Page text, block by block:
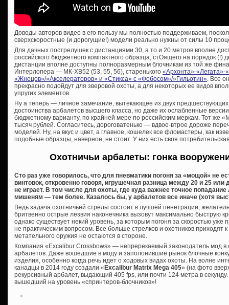
Доводы авторов видео в его пользу мы полностью поддерживаем,
сверхскоростные (и дорогущие!) модели реально нужны от силы 10
Для дачных пострелушек с дистанциями 30, а то и 20 метров вполне
российского бюджетного компактного образца, стОящего на порядок
дистанции вполне доступны полноразмерным блочникам из той же
Интерлопера — МК-ХВ52 (53, 55, 56), старенького «Архонта»-
«Жнецов»/»Акселераторов» и «Стикса» с «Фобосом»/»Гильотин» . Все
прекрасно подойдут для зверовой охоты, а для некоторых ее видов
упругих элементов.
Ну а теперь — личное замечание, вытекающее из двух
достоинства арбалетов высшего класса, но даже их ослабленные
бюджетному варианту, по крайней мере по российским меркам. Тот же
тысяч рублей. Согласитесь, дороговатенько — вдвое-втрое дороже
моделей. Ну, на вкус и цвет, а главное, кошелек все фломастеры, как
подобные образцы, наверное, не стоит. У них есть своя
Охотничьи арбалеты: гонка
Сто раз уже говорилось, что для пневматики погоня за «мощой» не
винтовок, откровенно говоря, игрушечная разница между 20 и 25
не играет. В том числе для охоты, где куда важнее точное
мишеням — тем более. Казалось бы, у арбалетов все иначе (хотя
Ведь задача охотничьей стрелы состоит в лучшей пенетрации,
бритвенно острые лезвия наконечника вызовут максимально быструю
однако существует некий уровень, за которым погоня за скоростью
не практическим вопросом. Все больше стрелков и охотников приходят
метательного оружия не остаются в стороне.
Компания «Excalibur Crossbows» — непререкаемый законодатель мод в
арбалетов. Даже вошедшие в моду и заполонившие рынок блочные
изделия, особенно когда речь идет о ходовых видах охоты. На волне
канадцы в 2014 году создали «Excalibur Matrix Mega 405» (на фото
рекурсивный арбалет, выдающий 405 fps, или почти 124 метра в
вышедший на уровень «спринтеров-блочников»!